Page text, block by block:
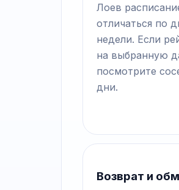
Лоев
отличаться по
недели. Если
на выбранную
посмотрите
дни.
Возврат и